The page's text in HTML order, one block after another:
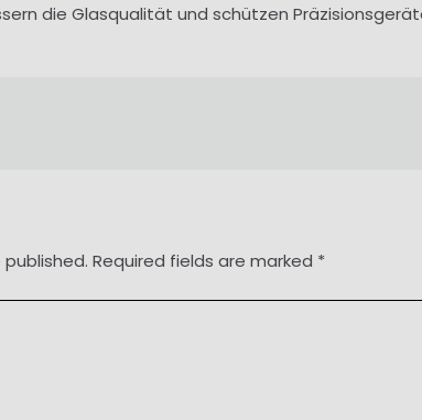
die Glasqualität und schützen
Required fields are marked *